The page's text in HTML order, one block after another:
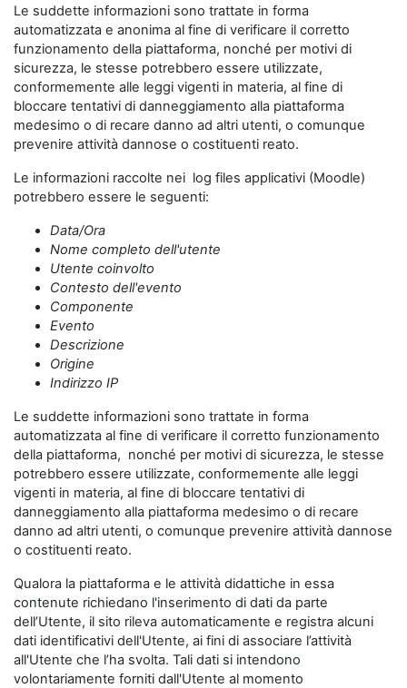
Le suddette informazioni sono trattate in forma
automatizzata e anonima al fine di verificare il corretto
funzionamento della piattaforma, nonché per motivi di
sicurezza, le stesse potrebbero essere utilizzate,
conformemente alle leggi vigenti in materia, al fine di
bloccare tentativi di danneggiamento alla piattaforma
medesimo o di recare danno ad altri utenti, o comunque
prevenire attività dannose o costituenti reato.
Le informazioni raccolte nei log files applicativi (Moodle)
potrebbero essere le seguenti:
Data/Ora
Nome completo dell'utente
Utente coinvolto
Contesto dell'evento
Componente
Evento
Descrizione
Origine
Indirizzo IP
Le suddette informazioni sono trattate in forma
automatizzata al fine di verificare il corretto funzionamento
della piattaforma, nonché per motivi di sicurezza, le stesse
potrebbero essere utilizzate, conformemente alle leggi
vigenti in materia, al fine di bloccare tentativi di
danneggiamento alla piattaforma medesimo o di recare
danno ad altri utenti, o comunque prevenire attività dannose
o costituenti reato.
Qualora la piattaforma e le attività didattiche in essa
contenute richiedano l'inserimento di dati da parte
dell’Utente, il sito rileva automaticamente e registra alcuni
dati identificativi dell'Utente, ai fini di associare l’attività
all'Utente che l’ha svolta. Tali dati si intendono
volontariamente forniti dall'Utente al momento